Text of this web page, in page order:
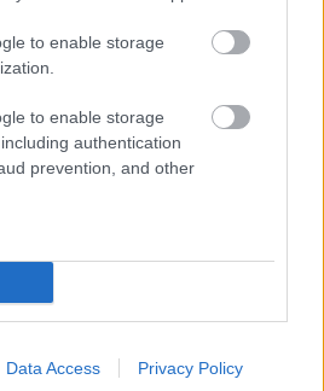
to enable storage
to enable storage
authentication
prevention, and other
Data Access Privacy Policy
verottajalle ja
palvelut
palvelut